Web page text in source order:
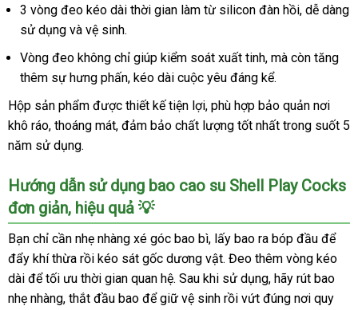
Cocks
6
năng
+
vòng
đeo
kéo
cực
bền
3 vòng đeo kéo dài thời gian làm từ silicon đàn hồi, dễ dàng
sử dụng và vệ sinh.
Vòng đeo không chỉ giúp kiểm soát xuất tinh, mà còn tăng
thêm sự hưng phấn, kéo dài cuộc yêu đáng kể.
Hộp sản phẩm được thiết kế tiện lợi, phù hợp bảo quản nơi
khô ráo, thoáng mát, đảm bảo chất lượng tốt nhất trong suốt 5
năm sử dụng.
Hướng dẫn sử dụng bao cao su Shell Play Cocks
đơn giản, hiệu quả 💡
Bạn chỉ cần nhẹ nhàng xé góc bao bì, lấy bao ra bóp đầu để
đẩy khí thừa rồi kéo sát gốc dương vật. Đeo thêm vòng kéo
dài để tối ưu thời gian quan hệ. Sau khi sử dụng, hãy rút bao
nhẹ nhàng, thắt đầu bao để giữ vệ sinh rồi vứt đúng nơi quy